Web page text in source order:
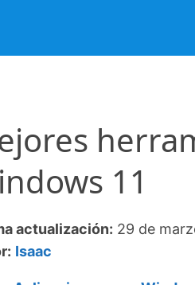
11
actualización: 29 de
Isaac